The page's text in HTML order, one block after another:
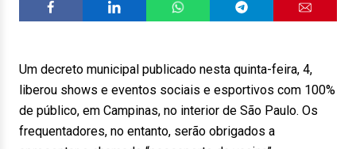
Um decreto municipal publicado nesta quinta-feira, 4,
liberou shows e eventos sociais e esportivos com 100%
de público, em Campinas, no interior de São Paulo. Os
frequentadores, no entanto, serão obrigados a